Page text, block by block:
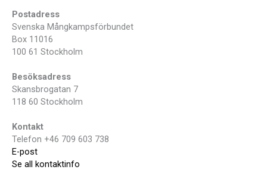
Postadress
Svenska Mångkampsförbundet
Box 11016
100 61 Stockholm
Besöksadress
Skansbrogatan 7
118 60 Stockholm
Kontakt
Telefon +46 709 603 738
E-post
Se all kontaktinfo